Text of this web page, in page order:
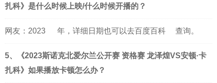
扎科》是什么时候上映/什么时候开播的？
网友： 2023 年，详细日期也可以去百度百科 查询。
5、《2023斯诺克北爱尔兰公开赛 资格赛 龙泽煌VS安顿·卡
扎科》如果播放卡顿怎么办？